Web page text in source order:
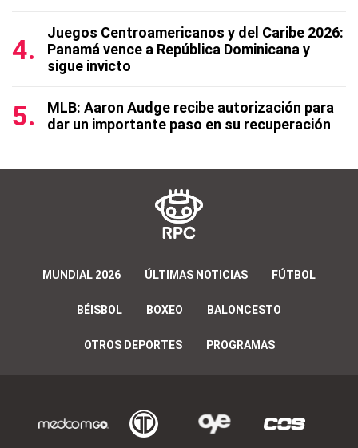
Juegos Centroamericanos y del Caribe 2026:
Panamá vence a República Dominicana y
sigue invicto
MLB: Aaron Audge recibe autorización para
dar un importante paso en su recuperación
MUNDIAL 2026 ÚLTIMAS NOTICIAS FÚTBOL
BÉISBOL BOXEO BALONCESTO
OTROS DEPORTES PROGRAMAS